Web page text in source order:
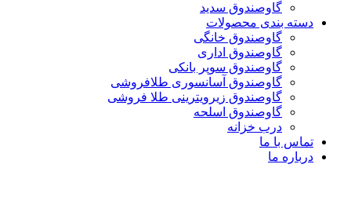
گاوصندوق سدید
دسته بندی محصولات
گاوصندوق خانگی
گاوصندوق اداری
گاوصندوق سوپر بانکی
گاوصندوق آسانسوری طلافروشی
گاوصندوق زیرویترینی طلا فروشی
گاوصندوق اسلحه
درب خزانه
تماس با ما
درباره ما